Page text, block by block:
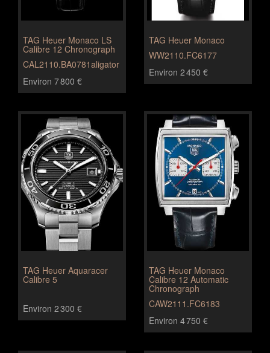
TAG Heuer Monaco LS
Calibre 12 Chronograph
CAL2110.BA0781aligator
Environ 7 800 €
TAG Heuer Monaco
WW2110.FC6177
Environ 2 450 €
TAG Heuer Aquaracer
Calibre 5
Environ 2 300 €
TAG Heuer Monaco
Calibre 12 Automatic
Chronograph
CAW2111.FC6183
Environ 4 750 €